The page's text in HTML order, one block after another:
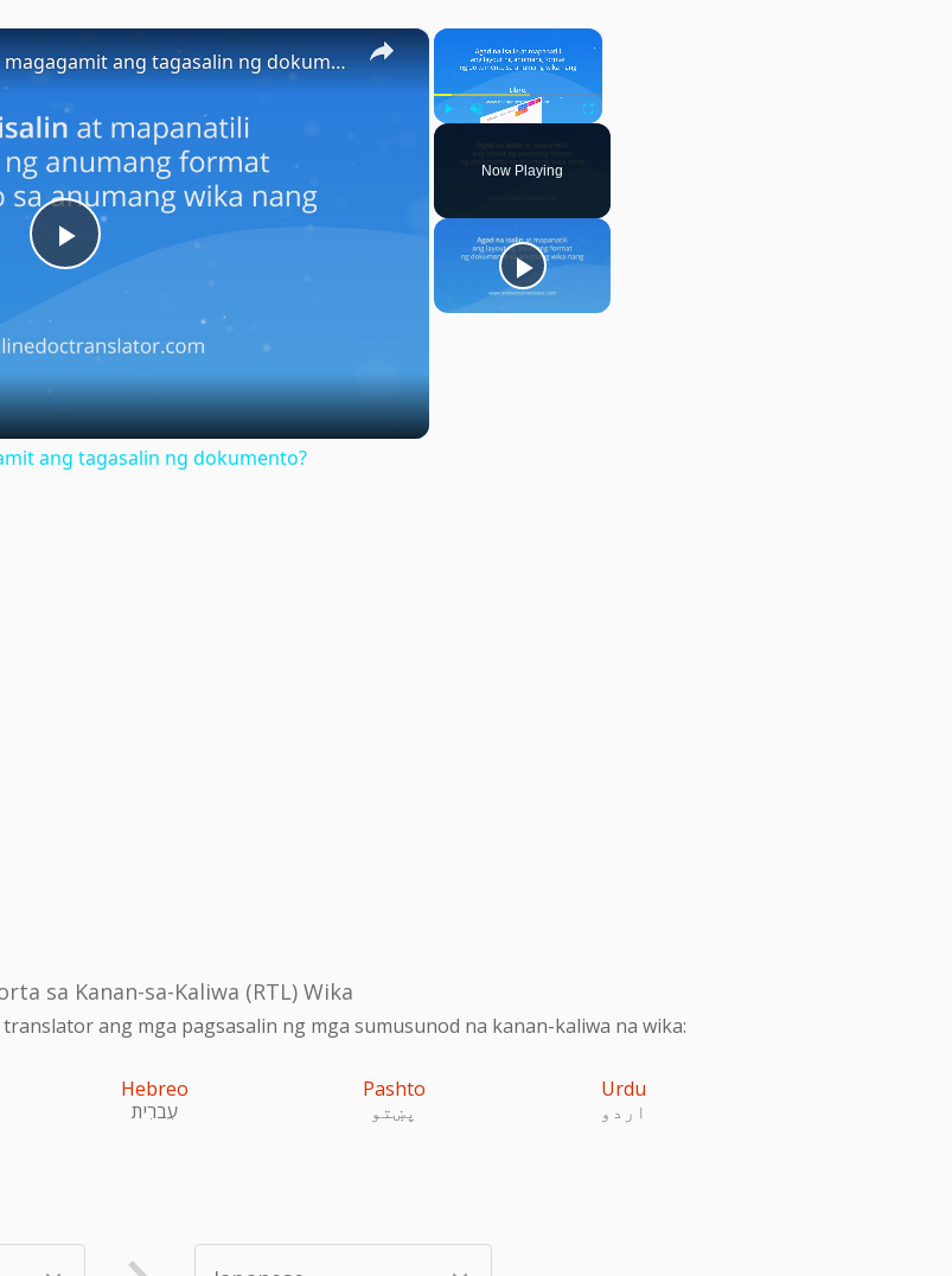
×
Fullscreen
Now Playing
×
Play
Video
Doc Translator: Paano ko magagamit ang tagasalin ng dokumento?
ang tagasalin ng dokumento?
sa Kanan-sa-Kaliwa (RTL) Wika
ang mga pagsasalin ng mga sumusunod na kanan-kaliwa na wika:
Hebreo
עִברִית
Pashto
پښتو
Urdu
اردو